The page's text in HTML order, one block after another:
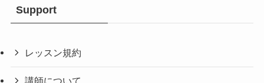
Support
レッスン規約
講師について